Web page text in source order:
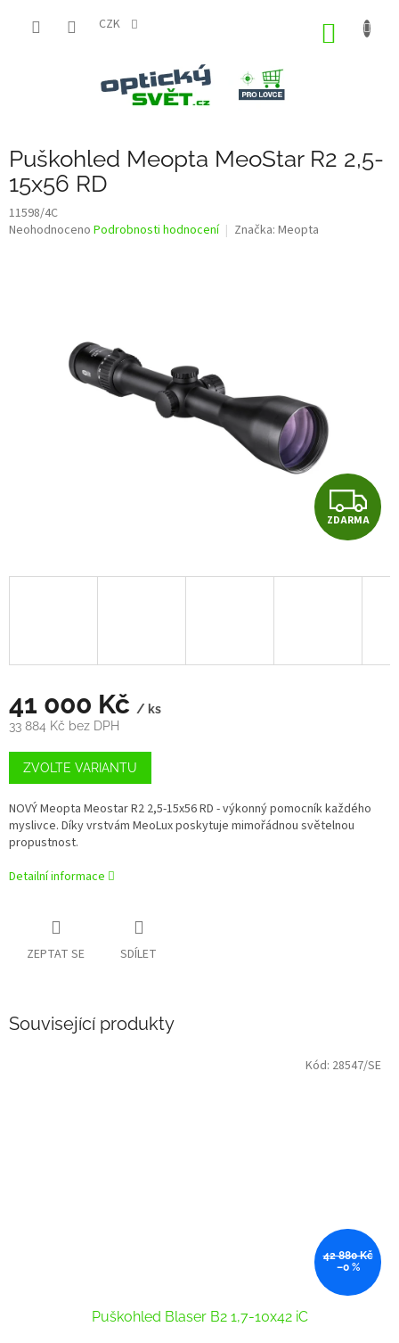
CZK
Puškohled Meopta MeoStar R2 2,5-
15x56 RD
11598/4C
Průměrné
Neohodnoceno Podrobnosti hodnocení Značka: Meopta
Z
D
A
ZDARMA
41 000 Kč / ks
33 884 Kč bez DPH
Měrná
cena:
ZVOLTE VARIANTU
NOVÝ Meopta Meostar R2 2,5-15x56 RD - výkonný pomocník každého
myslivce. Díky vrstvám MeoLux poskytuje mimořádnou světelnou
propustnost.
Detailní informace
ZEPTAT SE SDÍLET
Související produkty
42 880 Kč
–0 %
Puškohled Blaser B2 1,7-10x42 iC
Kód: 28547/SE